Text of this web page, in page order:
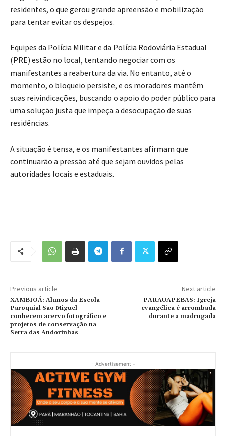
residentes, o que gerou grande apreensão e mobilização
para tentar evitar os despejos.
Equipes da Polícia Militar e da Polícia Rodoviária Estadual
(PRE) estão no local, tentando negociar com os
manifestantes a reabertura da via. No entanto, até o
momento, o bloqueio persiste, e os moradores mantêm
suas reivindicações, buscando o apoio do poder público para
uma solução justa que impeça a desocupação de suas
residências.
A situação é tensa, e os manifestantes afirmam que
continuarão a pressão até que sejam ouvidos pelas
autoridades locais e estaduais.
Previous article
XAMBIOÁ: Alunos da Escola
Paroquial São Miguel
conhecem acervo fotográfico e
projetos de conservação na
Serra das Andorinhas
Next article
PARAUAPEBAS: Igreja
evangélica é arrombada
durante a madrugada
- Advertisement -